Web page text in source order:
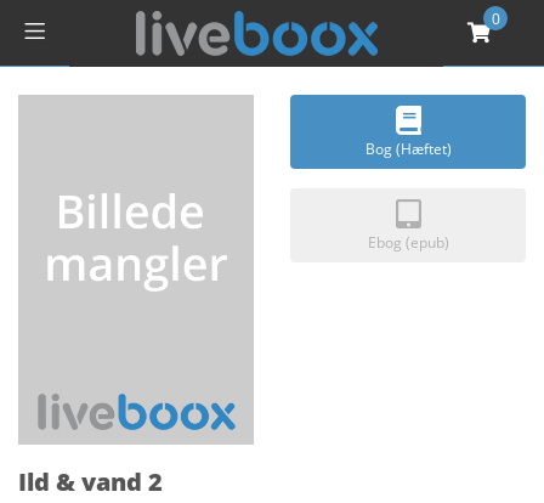
0
Bog (Hæftet)
Ebog (epub)
Ild & vand 2